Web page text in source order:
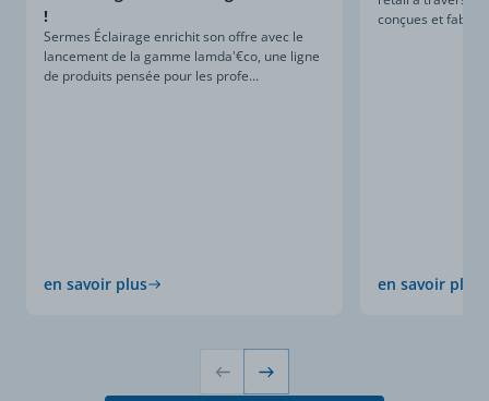
!
Sermes Éclairage enrichit son offre avec le
lancement de la gamme lamda'€co, une ligne
de produits pensée pour les profe...
en savoir plus
conçues et
en savoir plus